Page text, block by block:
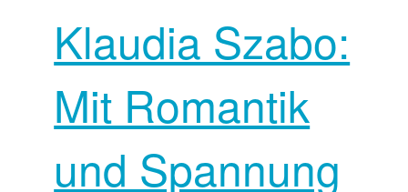
Klaudia Szabo:
Mit Romantik
und Spannung